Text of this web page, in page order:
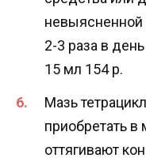
невыясненной
2-3 раза в
15 мл 154 р.
Мазь
приобретать в
оттягивают